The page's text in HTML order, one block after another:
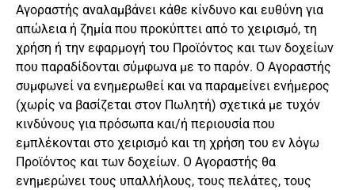
Αγοραστής αναλαμβάνει κάθε κίνδυνο και ευθύνη για
απώλεια ή ζημία που προκύπτει από το χειρισμό, τη
χρήση ή την εφαρμογή του Προϊόντος και των δοχείων
που παραδίδονται σύμφωνα με το παρόν. Ο Αγοραστής
συμφωνεί να ενημερωθεί και να παραμείνει ενήμερος
(χωρίς να βασίζεται στον Πωλητή) σχετικά με τυχόν
κινδύνους για πρόσωπα και/ή περιουσία που
εμπλέκονται στο χειρισμό και τη χρήση του εν λόγω
Προϊόντος και των δοχείων. Ο Αγοραστής θα
ενημερώνει τους υπαλλήλους, τους πελάτες, τους